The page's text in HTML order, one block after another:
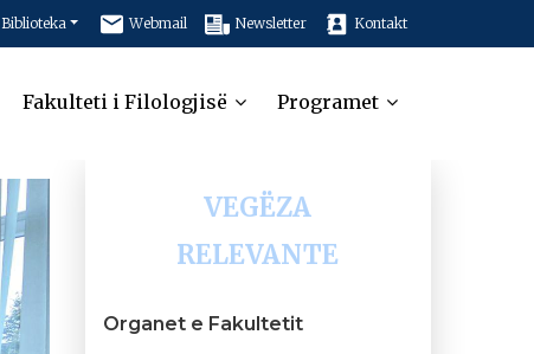
Biblioteka Webmail Newsletter Kontakt
Fakulteti i Filologjisë Programet
VEGËZA
RELEVANTE
Organet e Fakultetit